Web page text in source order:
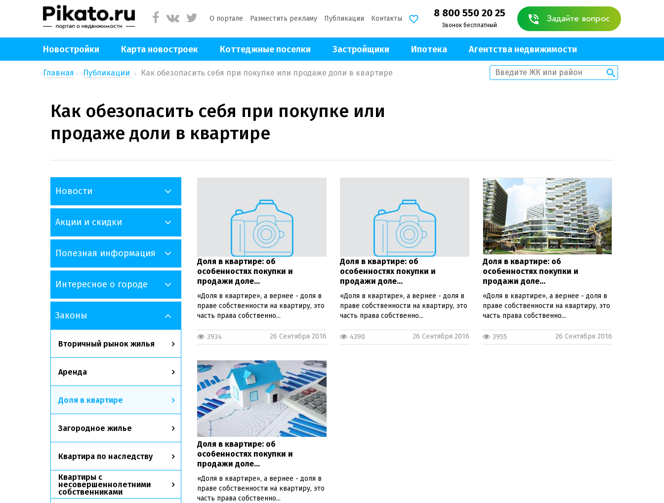
О портале Разместить рекламу Публикации Контакты 8 800 550 20 25
Звонок бесплатный
Задайте вопрос
Новостройки Карта новостроек Коттеджные поселки Застройщики Ипотека Агентства недвижимости
Главная Публикации Как обезопасить себя при покупке или продаже доли в квартире
Как обезопасить себя при покупке или
продаже доли в квартире
Новости
Акции и скидки
Полезная информация
Интересное о городе
Законы
Вторичный рынок жилья
Аренда
Доля в квартире
Загородное жилье
Квартира по наследству
Квартиры с
несовершеннолетними
собственниками
Доля в квартире: об
особенностях покупки и
продажи доле...
«Доля в квартире», а вернее - доля в
праве собственности на квартиру, это
часть права собственно...
3934 26 Сентября 2016
Доля в квартире: об
особенностях покупки и
продажи доле...
«Доля в квартире», а вернее - доля в
праве собственности на квартиру, это
часть права собственно...
4390 26 Сентября 2016
Доля в квартире: об
особенностях покупки и
продажи доле...
«Доля в квартире», а вернее - доля в
праве собственности на квартиру, это
часть права собственно...
3955 26 Сентября 2016
Доля в квартире: об
особенностях покупки и
продажи доле...
«Доля в квартире», а вернее - доля в
праве собственности на квартиру, это
часть права собственно...